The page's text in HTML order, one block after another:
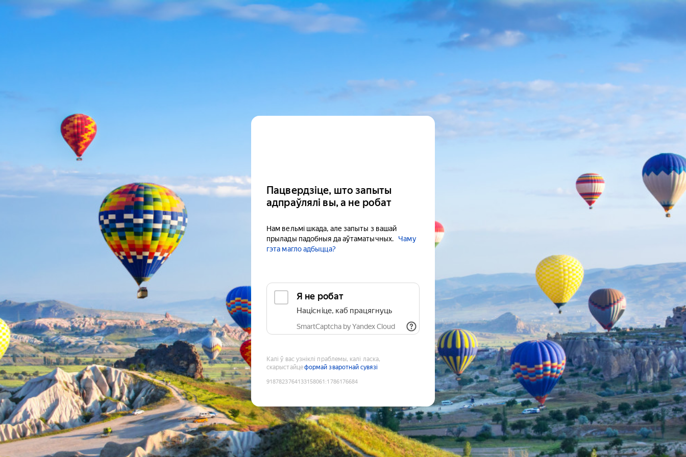
Пацвердзіце, што запыты
адпраўлялі вы, а не робат
Нам вельмі шкада, але запыты з вашай
прылады падобныя да аўтаматычных.
Чаму
гэта магло адбыцца?
Я не робат
Націсніце, каб працягнуць
SmartCaptcha by Yandex Cloud
Калі ў вас узніклі праблемы, калі ласка,
скарыстайцеформай зваротнай сувязі
9187823764133158061 :1786176684